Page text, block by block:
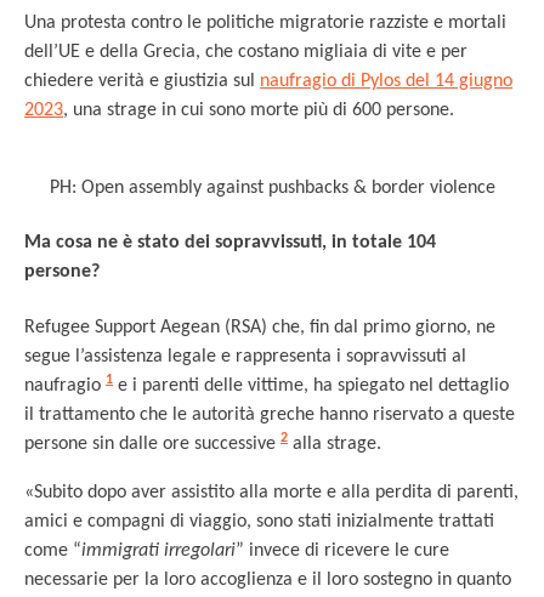
Una protesta contro le politiche migratorie razziste e mortali
dell’UE e della Grecia, che costano migliaia di vite e per
chiedere verità e giustizia sul naufragio di Pylos del 14 giugno
2023, una strage in cui sono morte più di 600 persone.
PH: Open assembly against pushbacks & border violence
Ma cosa ne è stato dei sopravvissuti, in totale 104
persone?
Refugee Support Aegean (RSA) che, fin dal primo giorno, ne
segue l’assistenza legale e rappresenta i sopravvissuti al
naufragio 1 e i parenti delle vittime, ha spiegato nel dettaglio
il trattamento che le autorità greche hanno riservato a queste
persone sin dalle ore successive 2 alla strage.
«Subito dopo aver assistito alla morte e alla perdita di parenti,
amici e compagni di viaggio, sono stati inizialmente trattati
come “immigrati irregolari” invece di ricevere le cure
necessarie per la loro accoglienza e il loro sostegno in quanto